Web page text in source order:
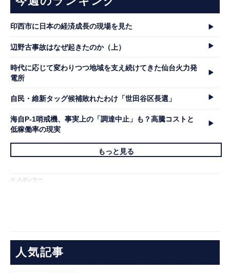
印西市に日本の経済成長の現場を見た
辺野古事故はなぜ起きたのか（上）
時代に応じて変わりつつ地域を支え続けてきた仙台火力発
電所
自民・維新タッグ候補敗れたわけ「世田谷区長選」
海自P-1哨戒機、事実上の「調達中止」も？高騰コストと
低稼働率の現実
もっと見る
※ スポンサー
人気記事